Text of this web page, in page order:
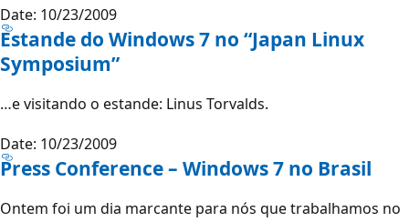
Date: 10/23/2009
Estande do Windows 7 no “Japan Linux
Symposium”
…e visitando o estande: Linus Torvalds.
Date: 10/23/2009
Press Conference – Windows 7 no Brasil
Ontem foi um dia marcante para nós que trabalhamos no